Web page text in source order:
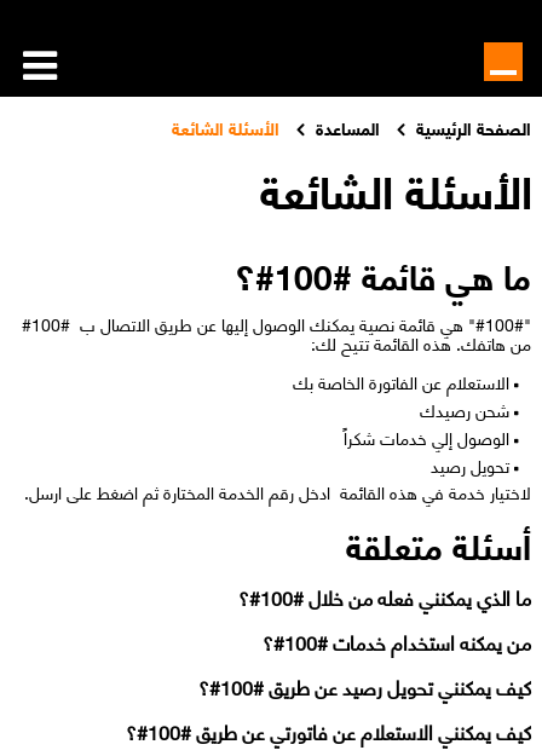
الصفحة الرئيسية المساعدة الأسئلة الشائعة
الأسئلة الشائعة
ما هي قائمة #100#؟
"#100#" هي قائمة نصية يمكنك الوصول إليها عن طريق الاتصال ب #100#
من هاتفك. هذه القائمة تتيح لك:
​الاستعلام عن الفاتورة الخاصة بك
​​شحن رصيدك
الوصول إلي خدمات شكراً
تحويل رصيد​
لاختيار خدمة في هذه القائمة ادخل رقم الخدمة المختارة ثم اضغط​ على ارسل.​
أسئلة متعلقة
ما الذي يمكنني فعله من خلال #100#؟
من يمكنه استخدام خدمات #100#؟
كيف يمكنني تحويل رصيد عن طريق #100#؟
كيف يمكنني الاستعلام عن فاتورتي عن طريق #100#؟